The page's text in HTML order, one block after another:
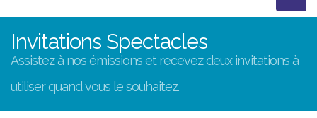
Invitations Spectacles
Assistez à nos émissions et recevez deux invitations à
utiliser quand vous le souhaitez.